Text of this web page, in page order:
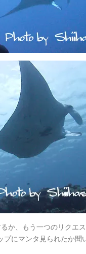
か、もう一つのリクエ
プにマンタ見られたか